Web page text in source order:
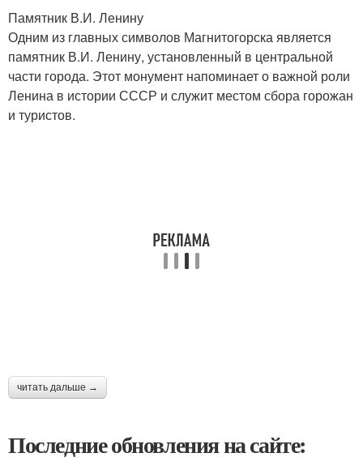
Памятник В.И. Ленину
Одним из главных символов Магнитогорска является
памятник В.И. Ленину, установленный в центральной
части города. Этот монумент напоминает о важной роли
Ленина в истории СССР и служит местом сбора горожан
и туристов.
читать дальше →
Последние обновления на сайте: